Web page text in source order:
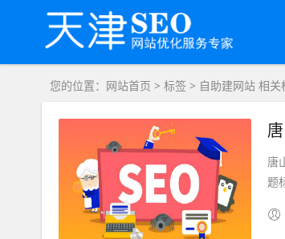
您的位置： 网站首页 > 标签 > 自助建网站 相关
唐
题